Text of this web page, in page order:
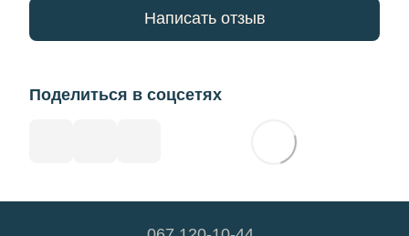
Написать отзыв
Поделиться в соцсетях